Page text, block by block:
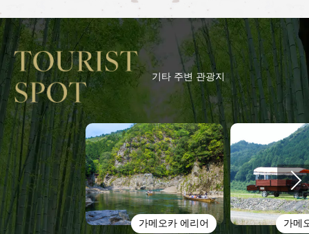
기타 주변 관광지
가메오카 에리어 가메